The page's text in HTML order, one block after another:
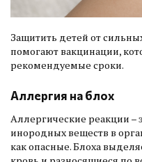
Защитить детей от
помогают вакцинации,
рекомендуемые сроки.
Аллергия на блох
Аллергические реакции –
инородных веществ в
как опасные. Блоха